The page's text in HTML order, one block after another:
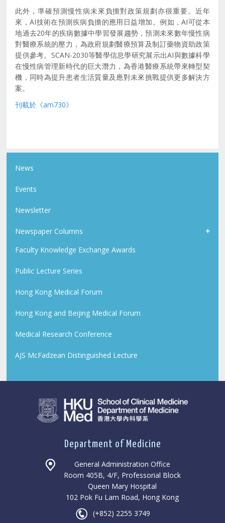
此外，準確預測慢性病未來負擔對政策規劃亦很重要。近年
來，AI技術在預測疾病負擔的應用日益增加。例如，AI可從本
地過去20年的疾病數據中學習發展趨勢，預測未來數年慢性病
對醫療系統的壓力，為政府規劃醫療預算及制訂藥物資助政策
提供參考。SCAN-2030等醫學信息學研究展示出AI與數據科學
在慢性病管理新時代的巨大潛力，為香港醫療系統帶來轉型契
機，同時為提升患者生活質量及應對未來挑戰提供更多解決方
案。
刊載於《am730》
News
Events
Newsletter
Newspaper Columns
Faculty Knowledge Exchange Awards
Public Lecture Series
Hong Kong Medical Forum
Hong Kong and Beijing Medical Forum
Medical Research Conference
AJS McFadzean Distinguished Lecture
Department of Medicine
General Administration Office
Room 405B, 4/F, Professorial Block
Queen Mary Hospital
102 Pok Fu Lam Road, Hong Kong
(+852) 2255 3749